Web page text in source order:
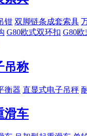
钳 双脚链条成套索具
G80欧式双环扣 G80
吊称
衡器 直显式电子吊秤
滑车